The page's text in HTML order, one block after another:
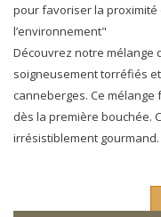
pour favoriser la
l’environnement"
Découvrez notre mélange
soigneusement torréfiés
canneberges. Ce mélange
dès la première bouchée.
irrésistiblement gourmand.